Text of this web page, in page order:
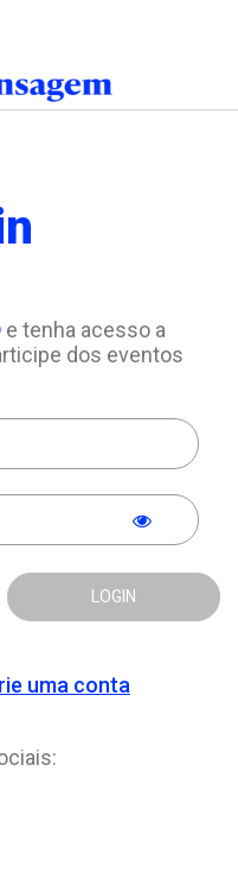
e tenha acesso a
dos eventos
LOGIN
uma conta